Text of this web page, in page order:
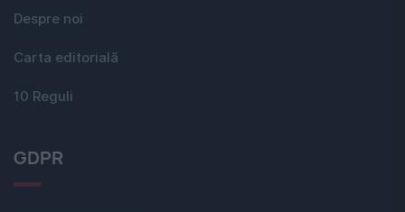
Despre noi
Carta editorială
10 Reguli
GDPR